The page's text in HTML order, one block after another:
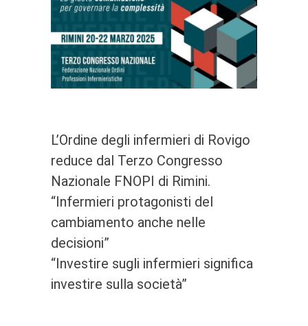
L’Ordine degli infermieri di Rovigo
reduce dal Terzo Congresso
Nazionale FNOPI di Rimini.
“Infermieri protagonisti del
cambiamento anche nelle
decisioni”
“Investire sugli infermieri significa
investire sulla società”